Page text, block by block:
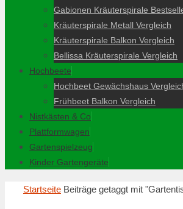
Gabionen Kräuterspirale
Kräuterspirale Metall Vergleich
Kräuterspirale Balkon Vergleich
Bellissa Kräuterspirale Vergleich
Hochbeete
Hochbeet Gewächshaus
Frühbeet Balkon Vergleich
Nistkästen & Co
Plattformwagen
Gartenspielzeug
Kinder Gartengeräte
Startseite Beiträge getaggt mit